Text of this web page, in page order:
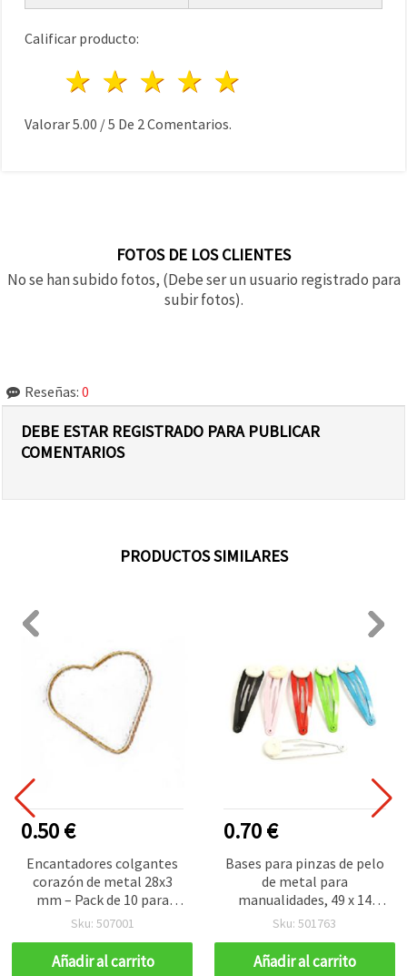
Calificar producto:
4 estrellas
3 estrellas
2 estrellas
1 estrella
Valorar5.00 /5 De 2 Comentarios.
FOTOS DE LOS CLIENTES
No se han subido fotos, (Debe ser un usuario registrado para
subir fotos).
Reseñas: 0
DEBE ESTAR REGISTRADO PARA PUBLICAR
COMENTARIOS
PRODUCTOS SIMILARES
0.50 €
Encantadores colgantes
corazón de metal 28x3
mm – Pack de 10 para
bisutería creativa y
DIY
Sku: 507001
Añadir al carrito
0.70 €
Bases para pinzas de pelo
de metal para
manualidades, 49 x 14
mm, colores mezclados -
Sku: 501763
Añadir al carrito